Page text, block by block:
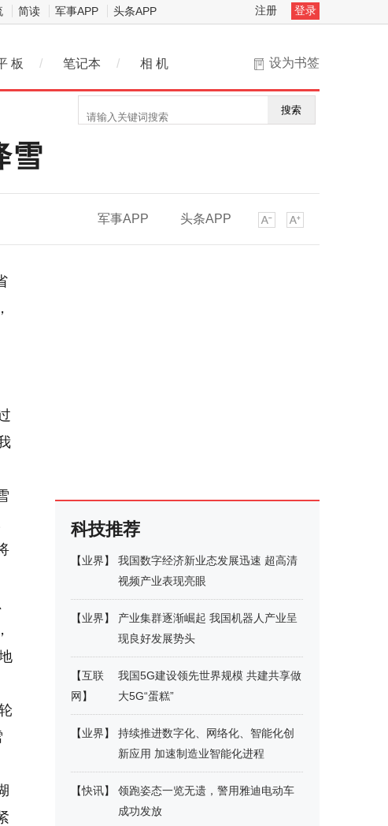
简读 军事APP 头条APP 注册 登录
设为书签
板 / 笔记本 / 相 机
搜索
雪
军事APP 头条APP
科技推荐
【业界】
我国数字经济新业态发展迅速 超高清
视频产业表现亮眼
【业界】
产业集群逐渐崛起 我国机器人产业呈
现良好发展势头
【互联
网 】
我国5G建设领先世界规模 共建共享做
大5G“蛋糕”
【业界】
持续推进数字化、网络化、智能化创
新应用 加速制造业智能化进程
【快讯】
领跑姿态一览无遗，警用雅迪电动车
成功发放